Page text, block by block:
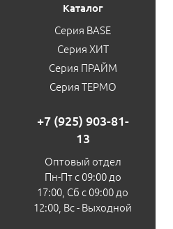
Каталог
Серия BASE
Серия ХИТ
Серия ПРАЙМ
Серия ТЕРМО
+7 (925) 903-81-
13
Оптовый отдел
Пн-Пт с 09:00 до
17:00, Сб с 09:00 до
12:00, Вс - Выходной